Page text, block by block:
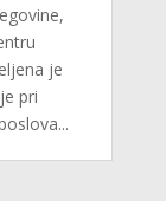
je
pri